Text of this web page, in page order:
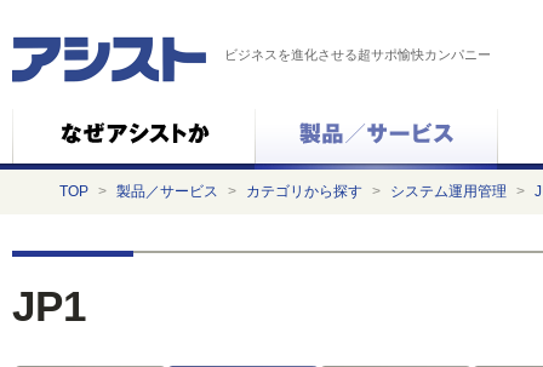
ビジネスを進化させる超サポ愉快カンパニー
TOP > 製品／サービス > カテゴリから探す > システム運用管理 >
JP1